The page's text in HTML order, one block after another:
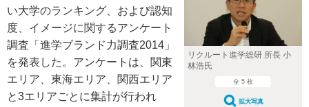
リクルート進学総研 所長 小
林浩氏
全 5 枚
拡大写真
い大学のランキング、および認知
度、イメージに関するアンケート
調査「進学ブランド力調査2014」
を発表した。アンケートは、関東
エリア、東海エリア、関西エリア
と3エリアごとに集計が行われ